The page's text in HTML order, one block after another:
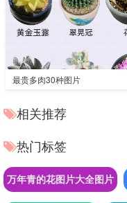
最贵多肉30种图片
相关推荐
热门标签
万年青的花图片大全图片